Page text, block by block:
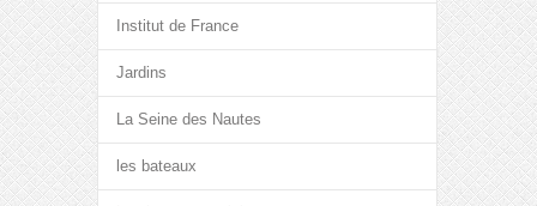
Institut de France
Jardins
La Seine des Nautes
les bateaux